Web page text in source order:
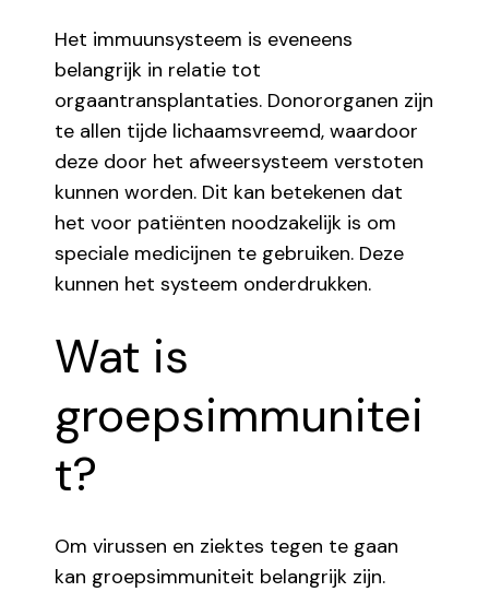
Het immuunsysteem is eveneens
belangrijk in relatie tot
orgaantransplantaties. Donororganen zijn
te allen tijde lichaamsvreemd, waardoor
deze door het afweersysteem verstoten
kunnen worden. Dit kan betekenen dat
het voor patiënten noodzakelijk is om
speciale medicijnen te gebruiken. Deze
kunnen het systeem onderdrukken.
Wat is
groepsimmunitei
t?
Om virussen en ziektes tegen te gaan
kan groepsimmuniteit belangrijk zijn.